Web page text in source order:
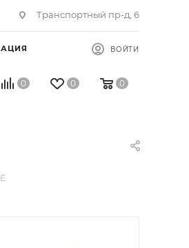
Транспортный пр-д, 6
ВОЙТИ
0 0 0